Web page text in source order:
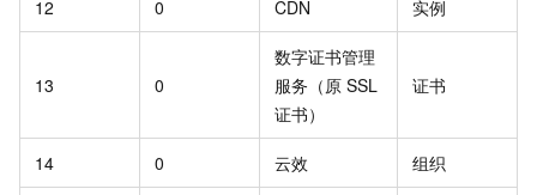
12 0 CDN 实例
13 0
数字证书管理
服务（原 SSL
证书）
证书
14 0 云效 组织